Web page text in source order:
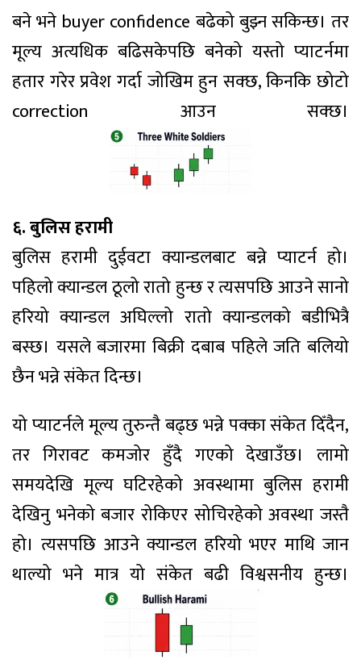
बने भने buyer confidence बढेको बुझ्न सकिन्छ। तर
मूल्य अत्यधिक बढिसकेपछि बनेको यस्तो प्याटर्नमा
हतार गरेर प्रवेश गर्दा जोखिम हुन सक्छ, किनकि छोटो
correction आउन सक्छ।
६. बुलिस हरामी
बुलिस हरामी दुईवटा क्यान्डलबाट बन्ने प्याटर्न हो।
पहिलो क्यान्डल ठूलो रातो हुन्छ र त्यसपछि आउने सानो
हरियो क्यान्डल अघिल्लो रातो क्यान्डलको बडीभित्रै
बस्छ। यसले बजारमा बिक्री दबाब पहिले जति बलियो
छैन भन्ने संकेत दिन्छ।
यो प्याटर्नले मूल्य तुरुन्तै बढ्छ भन्ने पक्का संकेत दिँदैन,
तर गिरावट कमजोर हुँदै गएको देखाउँछ। लामो
समयदेखि मूल्य घटिरहेको अवस्थामा बुलिस हरामी
देखिनु भनेको बजार रोकिएर सोचिरहेको अवस्था जस्तै
हो। त्यसपछि आउने क्यान्डल हरियो भएर माथि जान
थाल्यो भने मात्र यो संकेत बढी विश्वसनीय हुन्छ।